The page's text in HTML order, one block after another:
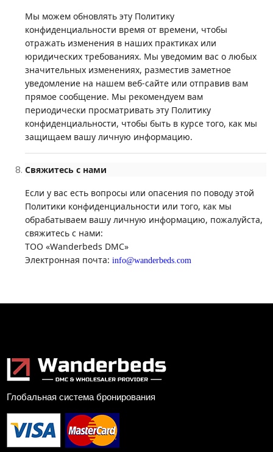
Мы можем обновлять эту Политику
конфиденциальности время от времени, чтобы
отражать изменения в наших практиках или
юридических требованиях. Мы уведомим вас о любых
значительных изменениях, разместив заметное
уведомление на нашем веб-сайте или отправив вам
прямое сообщение. Мы рекомендуем вам
периодически просматривать эту Политику
конфиденциальности, чтобы быть в курсе того, как мы
защищаем вашу личную информацию.
Свяжитесь с нами
Если у вас есть вопросы или опасения по поводу этой
Политики конфиденциальности или того, как мы
обрабатываем вашу личную информацию, пожалуйста,
свяжитесь с нами:
ТОО «Wanderbeds DMC»
Электронная почта:info@wanderbeds.com
Глобальная система бронирования